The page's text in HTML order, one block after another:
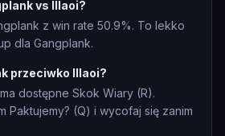
vs Illaoi?
z win rate 50.9%. To lekko
dla Gangplank.
przeciwko Illaoi?
dostępne Skok Wiary (R).
Paktujemy? (Q) i wycofaj się zanim